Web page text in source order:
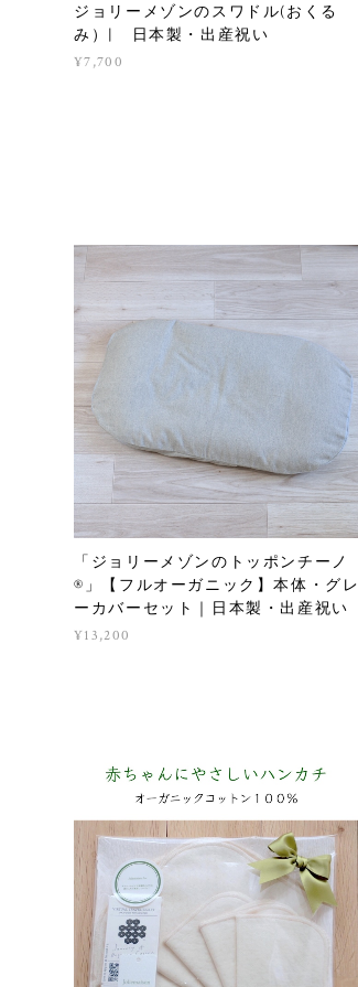
ジョリーメゾンのスワドル(おくる
み）| 日本製・出産祝い
¥7,700
「ジョリーメゾンのトッポンチーノ
®」【フルオーガニック】本体・グレ
ーカバーセット｜日本製・出産祝い
¥13,200